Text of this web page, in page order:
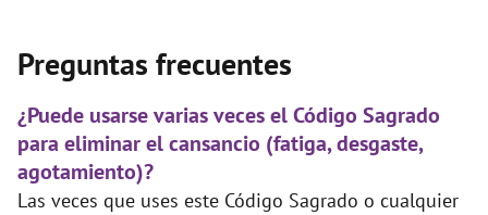
Preguntas frecuentes
¿Puede usarse varias veces el Código Sagrado
para eliminar el cansancio (fatiga, desgaste,
agotamiento)?
Las veces que uses este Código Sagrado o cualquier